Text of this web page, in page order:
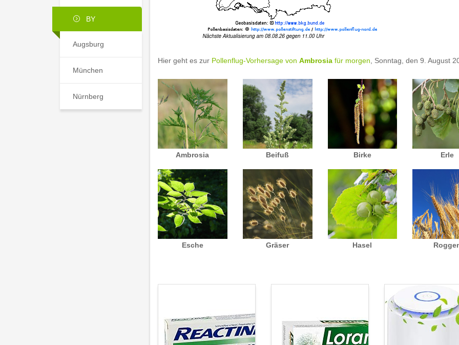
BY
Augsburg
München
Nürnberg
Hier geht es zur Pollenflug-Vorhersage von Ambrosia für morgen , Sonntag, den 9. August
Ambrosia Beifuß Birke Erle
Esche Gräser Hasel